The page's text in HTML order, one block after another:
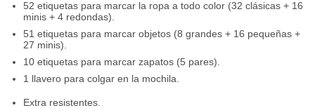
52 etiquetas para marcar la ropa a todo color (32 clásicas + 16
minis + 4 redondas).
51 etiquetas para marcar objetos (8 grandes + 16 pequeñas +
27 minis).
10 etiquetas para marcar zapatos (5 pares).
1 llavero para colgar en la mochila.
Extra resistentes.